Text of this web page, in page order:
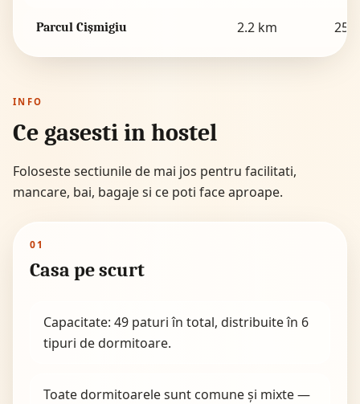
Parcul Cișmigiu 2.2 km 25
INFO
Ce gasesti in hostel
Foloseste sectiunile de mai jos pentru facilitati,
mancare, bai, bagaje si ce poti face aproape.
01
Casa pe scurt
Capacitate: 49 paturi în total, distribuite în 6
tipuri de dormitoare.
Toate dormitoarele sunt comune și mixte —